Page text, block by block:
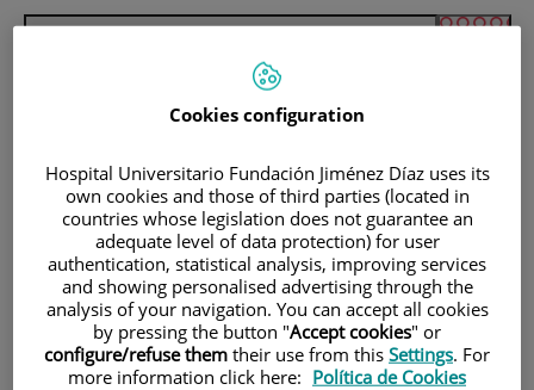
Pacientes y visitantes
Cookies configuration
Hospital Universitario Fundación Jiménez Díaz uses its
own cookies and those of third parties (located in
countries whose legislation does not guarantee an
adequate level of data protection) for user
authentication, statistical analysis, improving services
and showing personalised advertising through the
analysis of your navigation. You can accept all cookies
by pressing the button "Accept cookies" or
configure/refuse them their use from this Settings. For
more information click here: Política de Cookies